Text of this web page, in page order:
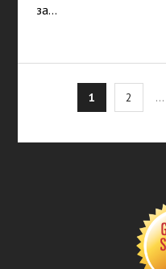
за…
pagination
1 2 …